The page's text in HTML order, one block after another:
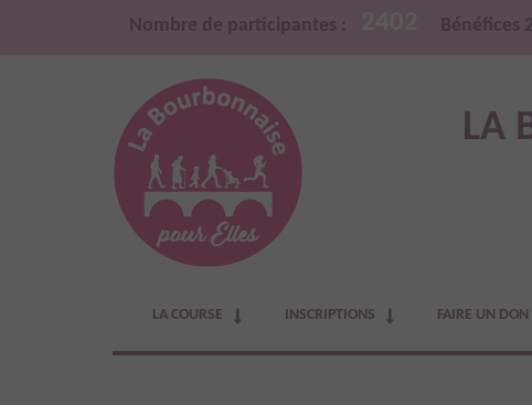
Nombre de participantes : Bénéfices
LA
LA COURSE INSCRIPTIONS FAIRE UN DON